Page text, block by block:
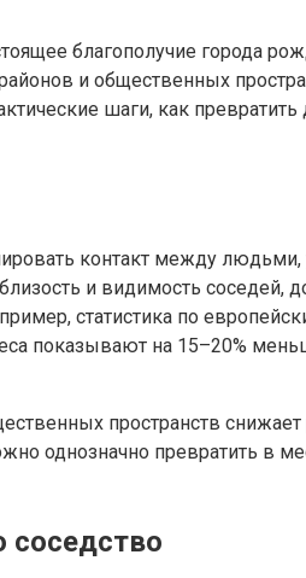
благополучие города
и общественных
шаги, как превратить
контакт между
и видимость соседей,
статистика по
показывают на 15–20%
пространств
однозначно превратить в
соседство